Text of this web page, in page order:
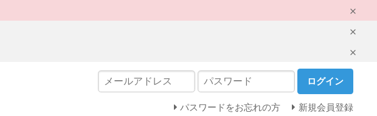
ログイン
パスワードをお忘れの方 新規会員登録